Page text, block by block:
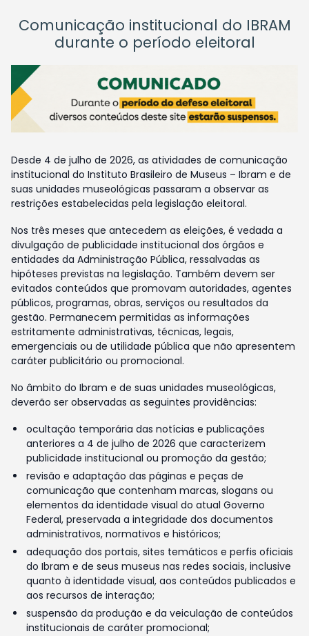
Comunicação institucional do IBRAM
durante o período eleitoral
Desde 4 de julho de 2026, as atividades de comunicação
institucional do Instituto Brasileiro de Museus – Ibram e de
suas unidades museológicas passaram a observar as
restrições estabelecidas pela legislação eleitoral.
Nos três meses que antecedem as eleições, é vedada a
divulgação de publicidade institucional dos órgãos e
entidades da Administração Pública, ressalvadas as
hipóteses previstas na legislação. Também devem ser
evitados conteúdos que promovam autoridades, agentes
públicos, programas, obras, serviços ou resultados da
gestão. Permanecem permitidas as informações
estritamente administrativas, técnicas, legais,
emergenciais ou de utilidade pública que não apresentem
caráter publicitário ou promocional.
No âmbito do Ibram e de suas unidades museológicas,
deverão ser observadas as seguintes providências:
ocultação temporária das notícias e publicações
anteriores a 4 de julho de 2026 que caracterizem
publicidade institucional ou promoção da gestão;
revisão e adaptação das páginas e peças de
comunicação que contenham marcas, slogans ou
elementos da identidade visual do atual Governo
Federal, preservada a integridade dos documentos
administrativos, normativos e históricos;
adequação dos portais, sites temáticos e perfis oficiais
do Ibram e de seus museus nas redes sociais, inclusive
quanto à identidade visual, aos conteúdos publicados e
aos recursos de interação;
suspensão da produção e da veiculação de conteúdos
institucionais de caráter promocional;